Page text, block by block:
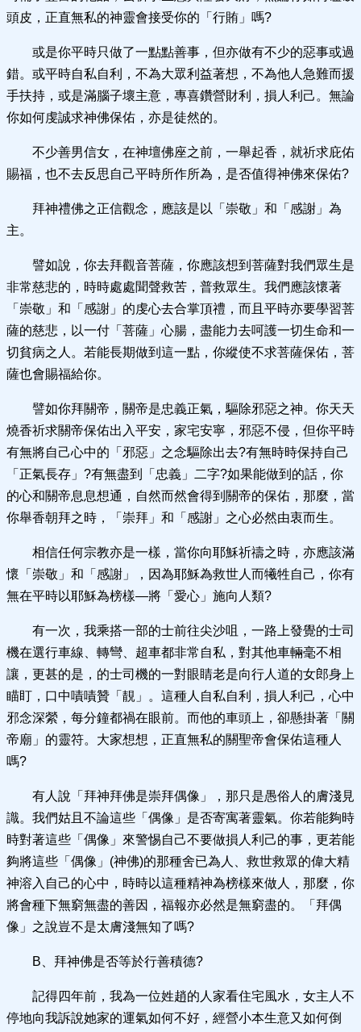
頭皮，正直無私的神靈會接受你的「行賄」嗎?
或是你平時只做了一點點善事，但亦做有不少的惡事或過
錯。或平時自私自利，不為大眾利益著想，不為他人急難而援
手扶持，或是滿腦子壞主意，專喜鑽營財利，損人利己。無論
你如何虔誠求神佛保佑，亦是徒然的。
不少善男信女，在神壇佛座之前，一舉起香，就祈求庇佑
賜福，也不去反思自己平時所作所為，是否值得神佛來保佑?
拜神禮佛之正信觀念，應該是以「崇敬」和「感謝」為
主。
譬如說，你去拜觀音菩薩，你應該想到菩薩對我們眾生是
非常慈悲的，時時處處聞聲救苦，普救眾生。我們應該懷著
「崇敬」和「感謝」的虔心去合掌頂禮，而且平時亦要學習菩
薩的慈悲，以一付「菩薩」心腸，盡能力去呵護一切生命和一
切貧病之人。若能長期做到這一點，你縱使不求菩薩保佑，菩
薩也會賜福給你。
譬如你拜關帝，關帝是忠義正氣，驅除邪惡之神。你天天
燒香祈求關帝保佑出入平安，家宅安寧，邪惡不侵，但你平時
有無將自己心中的「邪惡」之念驅除出去?有無時時保持自己
「正氣長存」?有無盡到「忠義」二字?如果能做到的話，你
的心和關帝息息想通，自然而然會得到關帝的保佑，那麼，當
你舉香朝拜之時，「崇拜」和「感謝」之心必然由衷而生。
相信任何宗教亦是一樣，當你向耶穌祈禱之時，亦應該滿
懷「崇敬」和「感謝」，因為耶穌為救世人而犧牲自己，你有
無在平時以耶穌為榜樣—將「愛心」施向人類?
有一次，我乘搭一部的士前往尖沙咀，一路上發覺的士司
機在選行車線、轉彎、超車都非常自私，對其他車輛毫不相
讓，更甚的是，的士司機的一對眼睛老是向行人道的女郎身上
瞄盯，口中嘖嘖贊「靚」。這種人自私自利，損人利己，心中
邪念深縈，每分鐘都禍在眼前。而他的車頭上，卻懸掛著「關
帝廟」的靈符。大家想想，正直無私的關聖帝會保佑這種人
嗎?
有人說「拜神拜佛是崇拜偶像」，那只是愚俗人的膚淺見
識。我們姑且不論這些「偶像」是否寄寓著靈氣。你若能夠時
時對著這些「偶像」來警惕自己不要做損人利己的事，更若能
夠將這些「偶像」(神佛)的那種舍已為人、救世救眾的偉大精
神溶入自己的心中，時時以這種精神為榜樣來做人，那麼，你
將會種下無窮無盡的善因，福報亦必然是無窮盡的。「拜偶
像」之說豈不是太膚淺無知了嗎?
B、拜神佛是否等於行善積德?
記得四年前，我為一位姓趙的人家看住宅風水，女主人不
停地向我訴說她家的運氣如何不好，經營小本生意又如何倒